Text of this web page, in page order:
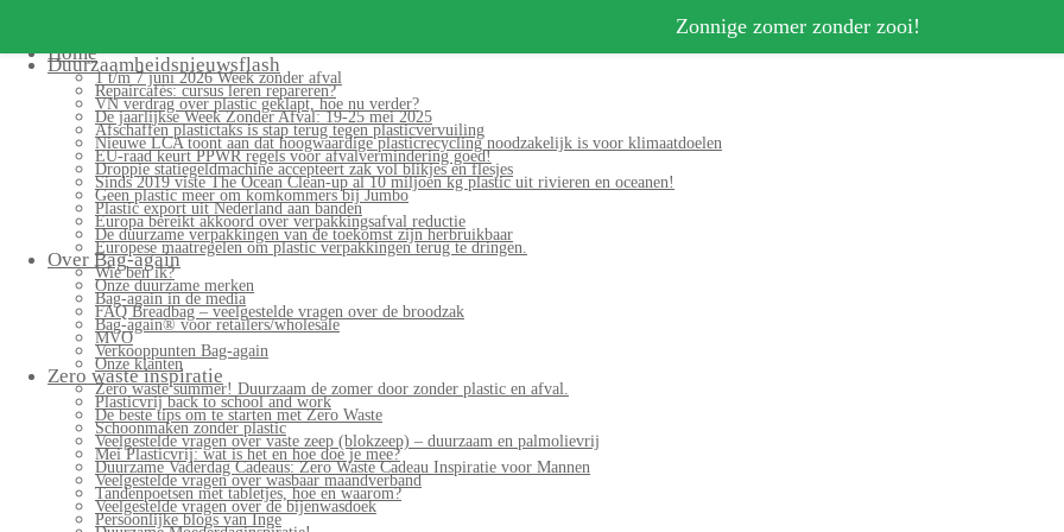
Home
Duurzaamheidsnieuwsflash
1 t/m 7 juni 2026 Week zonder afval
Repaircafés: cursus leren repareren?
VN verdrag over plastic geklapt, hoe nu verder?
De jaarlijkse Week Zonder Afval: 19-25 mei 2025
Afschaffen plastictaks is stap terug tegen plasticvervuiling
Nieuwe LCA toont aan dat hoogwaardige plasticrecycling noodzakelijk is voor klimaatdoelen
EU-raad keurt PPWR regels voor afvalvermindering goed!
Droppie statiegeldmachine accepteert zak vol blikjes en flesjes
Sinds 2019 viste The Ocean Clean-up al 10 miljoen kg plastic uit rivieren en oceanen!
Geen plastic meer om komkommers bij Jumbo
Plastic export uit Nederland aan banden
Europa bereikt akkoord over verpakkingsafval reductie
De duurzame verpakkingen van de toekomst zijn herbruikbaar
Europese maatregelen om plastic verpakkingen terug te dringen.
Over Bag-again
Wie ben ik?
Onze duurzame merken
Bag-again in de media
FAQ Breadbag – veelgestelde vragen over de broodzak
Bag-again® voor retailers/wholesale
MVO
Verkooppunten Bag-again
Onze klanten
Zero waste inspiratie
Zero waste summer! Duurzaam de zomer door zonder plastic en afval.
Plasticvrij back to school and work
De beste tips om te starten met Zero Waste
Schoonmaken zonder plastic
Veelgestelde vragen over vaste zeep (blokzeep) – duurzaam en palmolievrij
Mei Plasticvrij: wat is het en hoe doe je mee?
Duurzame Vaderdag Cadeaus: Zero Waste Cadeau Inspiratie voor Mannen
Veelgestelde vragen over wasbaar maandverband
Tandenpoetsen met tabletjes, hoe en waarom?
Veelgestelde vragen over de bijenwasdoek
Persoonlijke blogs van Inge
Zonnige zomer zonder zooi!